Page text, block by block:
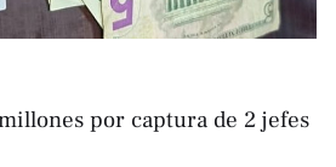
por captura de 2 jefes